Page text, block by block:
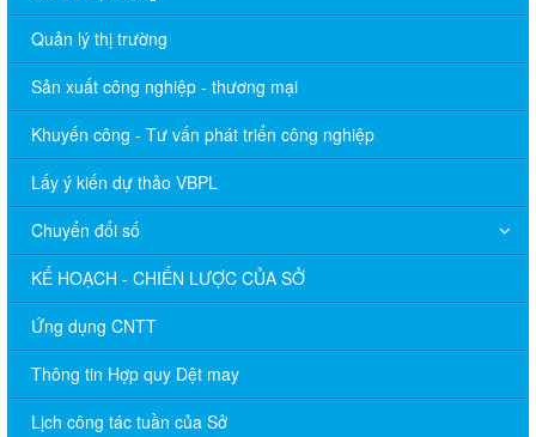
Quản lý thị trường
Sản xuất công nghiệp - thương mại
Khuyến công - Tư vấn phát triển công nghiệp
Lấy ý kiến dự thảo VBPL
Chuyển đổi số
KẾ HOẠCH - CHIẾN LƯỢC CỦA SỞ
Ứng dụng CNTT
Thông tin Hợp quy Dệt may
Lịch công tác tuần của Sở